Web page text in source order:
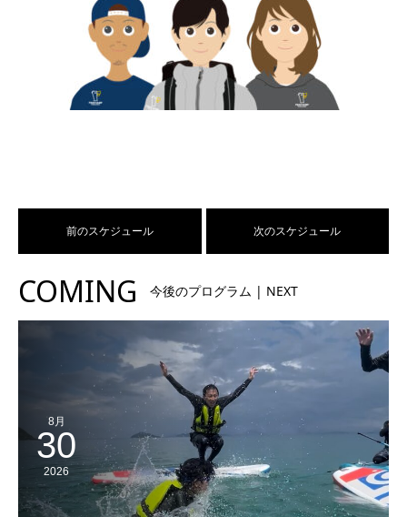
前のスケジュール 次のスケジュール
COMING 今後のプログラム | NEXT
8月
30
2026